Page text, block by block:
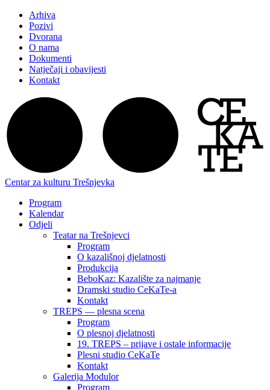
Arhiva
Pozivi
Dvorana
O nama
Dokumenti
Natječaji i obavijesti
Kontakt
Centar za kulturu Trešnjevka
Program
Kalendar
Odjeli
Teatar na Trešnjevci
Program
O kazališnoj djelatnosti
Produkcija
BeboKaz: Kazalište za najmanje
Dramski studio CeKaTe-a
Kontakt
TREPS — plesna scena
Program
O plesnoj djelatnosti
19. TREPS – prijave i ostale informacije
Plesni studio CeKaTe
Kontakt
Galerija Modulor
Program